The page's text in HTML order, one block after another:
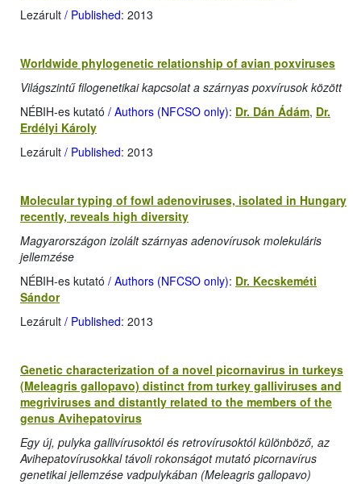
Lezárult / Published: 2013
Worldwide phylogenetic relationship of avian poxviruses
Világszintű filogenetikai kapcsolat a szárnyas poxvírusok között
NÉBIH-es kutató / Authors (NFCSO only): Dr. Dán Ádám, Dr.
Erdélyi Károly
Lezárult / Published: 2013
Molecular typing of fowl adenoviruses, isolated in Hungary
recently, reveals high diversity
Magyarországon izolált szárnyas adenovírusok molekuláris
jellemzése
NÉBIH-es kutató / Authors (NFCSO only): Dr. Kecskeméti
Sándor
Lezárult / Published: 2013
Genetic characterization of a novel picornavirus in turkeys
(Meleagris gallopavo) distinct from turkey galliviruses and
megriviruses and distantly related to the members of the
genus Avihepatovirus
Egy új, pulyka gallivírusoktól és retrovírusoktól különböző, az
Avihepatovírusokkal távoli rokonságot mutató picornavírus
genetikai jellemzése vadpulykában (Meleagris gallopavo)